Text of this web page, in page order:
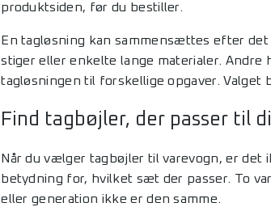
produktsiden, før du bestiller.
En tagløsning kan sammensættes efter
stiger eller enkelte lange materialer.
tagløsningen til forskellige opgaver. Valget
Find tagbøjler, der passer til
Når du vælger tagbøjler til varevogn, er
betydning for, hvilket sæt der passer. To
eller generation ikke er den samme.